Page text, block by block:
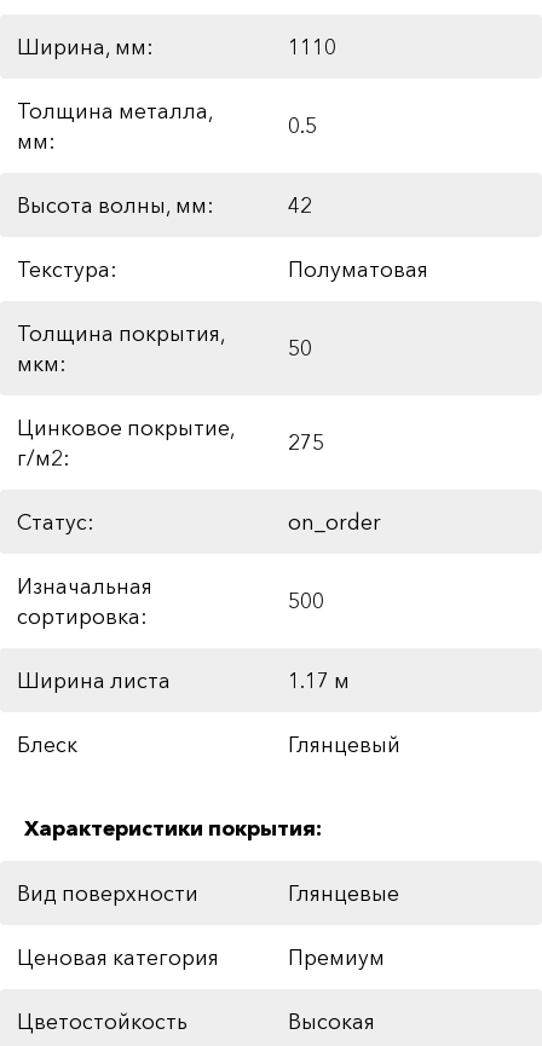
Ширина, мм: 1110
Толщина металла,
мм:
0.5
Высота волны, мм: 42
Текстура: Полуматовая
Толщина покрытия,
мкм:
50
Цинковое покрытие,
г/м2:
275
Статус: on_order
Изначальная
сортировка:
500
Ширина листа 1.17 м
Блеск Глянцевый
Характеристики покрытия:
Вид поверхности Глянцевые
Ценовая категория Премиум
Цветостойкость Высокая